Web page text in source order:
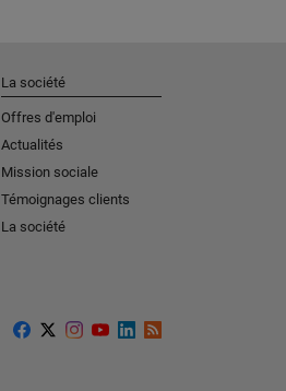
La société
Offres d'emploi
Actualités
Mission sociale
Témoignages clients
La société